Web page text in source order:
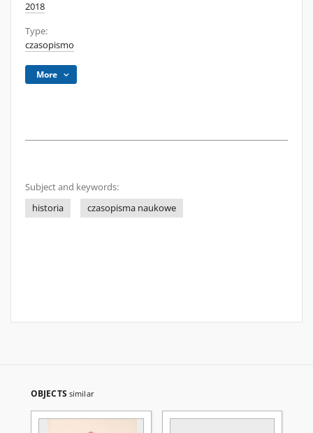
2018
Type:
czasopismo
More
Subject and keywords:
historia
czasopisma naukowe
OBJECTS similar